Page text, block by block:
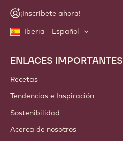
¡Inscríbete ahora!
Iberia - Español
Footer
Callebaut
ENLACES IMPORTANTES
Recetas
Tendencias e Inspiración
Sostenibilidad
Acerca de nosotros